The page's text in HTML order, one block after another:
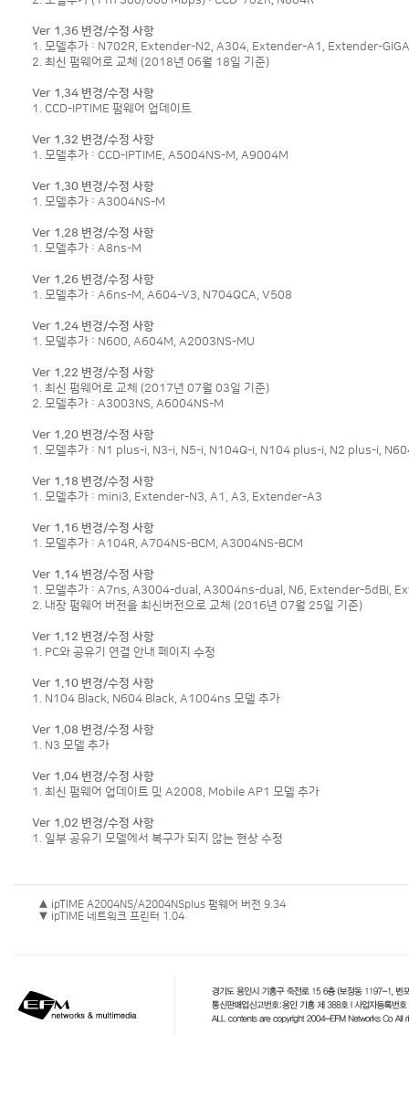
Ver 1.36 변경/수정 사항
1. 모델추가 : N702R, Extender-N2, A304, Extender-A1, Extender-GIGA
2. 최신 펌웨어로 교체 (2018년 06월 18일 기준)
Ver 1.34 변경/수정 사항
1. CCD-IPTIME 펌웨어 업데이트
Ver 1.32 변경/수정 사항
1. 모델추가 : CCD-IPTIME, A5004NS-M, A9004M
Ver 1.30 변경/수정 사항
1. 모델추가 : A3004NS-M
Ver 1.28 변경/수정 사항
1. 모델추가 : A8ns-M
Ver 1.26 변경/수정 사항
1. 모델추가 : A6ns-M, A604-V3, N704QCA, V508
Ver 1.24 변경/수정 사항
1. 모델추가 : N600, A604M, A2003NS-MU
Ver 1.22 변경/수정 사항
1. 최신 펌웨어로 교체 (2017년 07월 03일 기준)
2. 모델추가 : A3003NS, A6004NS-M
Ver 1.20 변경/수정 사항
1. 모델추가 : N1 plus-i, N3-i, N5-i, N104Q-i, N104 plus-i, N2 plus-i,
Ver 1.18 변경/수정 사항
1. 모델추가 : mini3, Extender-N3, A1, A3, Extender-A3
Ver 1.16 변경/수정 사항
1. 모델추가 : A104R, A704NS-BCM, A3004NS-BCM
Ver 1.14 변경/수정 사항
1. 모델추가 : A7ns, A3004-dual, A3004ns-dual, N6, Extender-5dBi,
2. 내장 펌웨어 버전을 최신버전으로 교체 (2016년 07월 25일 기준)
Ver 1.12 변경/수정 사항
1. PC와 공유기 연결 안내 페이지 수정
Ver 1.10 변경/수정 사항
1. N104 Black, N604 Black, A1004ns 모델 추가
Ver 1.08 변경/수정 사항
1. N3 모델 추가
Ver 1.04 변경/수정 사항
1. 최신 펌웨어 업데이트 및 A2008, Mobile AP1 모델 추가
Ver 1.02 변경/수정 사항
1. 일부 공유기 모델에서 복구가 되지 않는 현상 수정
▲ ipTIME A2004NS/A2004NSplus 펌웨어 버전 9.34
▼ ipTIME 네트워크 프린터 1.04